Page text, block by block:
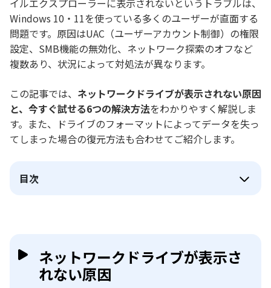
イルエクスプローラーに表示されないというトラブルは、
Windows 10・11を使っている多くのユーザーが直面する
問題です。原因はUAC（ユーザーアカウント制御）の権限
設定、SMB機能の無効化、ネットワーク探索のオフなど
複数あり、状況によって対処法が異なります。
この記事では、 ネットワークドライブが表示されない原因
と、今すぐ試せる6つの解決方法をわかりやすく解説しま
す。また、ドライブのフォーマットによってデータを失っ
てしまった場合の復元方法も合わせてご紹介します。
目次
ネットワークドライブが表示さ
れない原因